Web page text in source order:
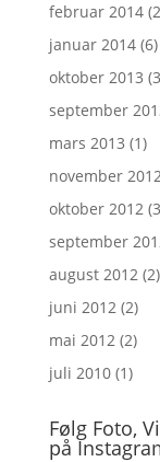
februar 2014
januar 2014(6)
oktober 2013
september
mars 2013 (1)
november
oktober 2012
september
august 2012(2)
juni 2012(2)
mai 2012(2)
juli 2010(1)
Følg Foto,
på